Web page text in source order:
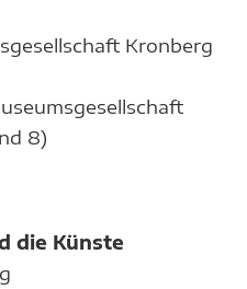
Kronberg
8)
die Künste